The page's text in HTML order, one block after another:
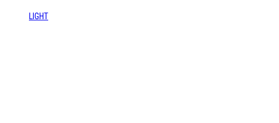
LIGHT